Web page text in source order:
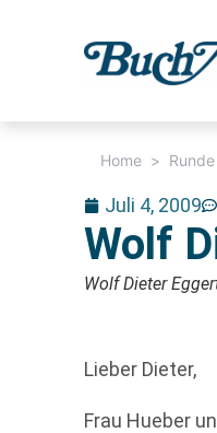
Home >
Juli 4, 2009
Wolf
Wolf Dieter
Lieber Dieter,
Frau Hueber